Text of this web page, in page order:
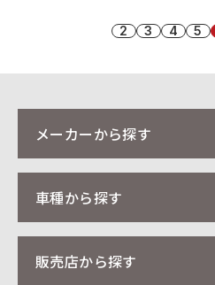
2 3 4 5
メーカーから探す
車種から探す
販売店から探す